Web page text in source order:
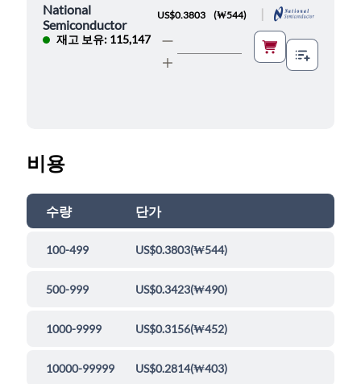
National
Semiconductor
재고 보유: 115,147
US$0.3803 (₩544)
비용
수량 단가
100-499 US$0.3803(₩544)
500-999 US$0.3423(₩490)
1000-9999 US$0.3156(₩452)
10000-99999 US$0.2814(₩403)